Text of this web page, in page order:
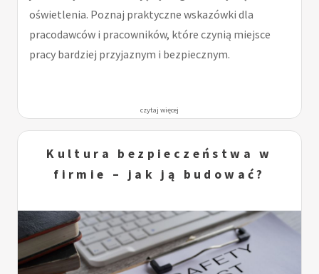
oświetlenia. Poznaj praktyczne wskazówki dla
pracodawców i pracowników, które czynią miejsce
pracy bardziej przyjaznym i bezpiecznym.
czytaj więcej
Kultura bezpieczeństwa w
firmie – jak ją budować?